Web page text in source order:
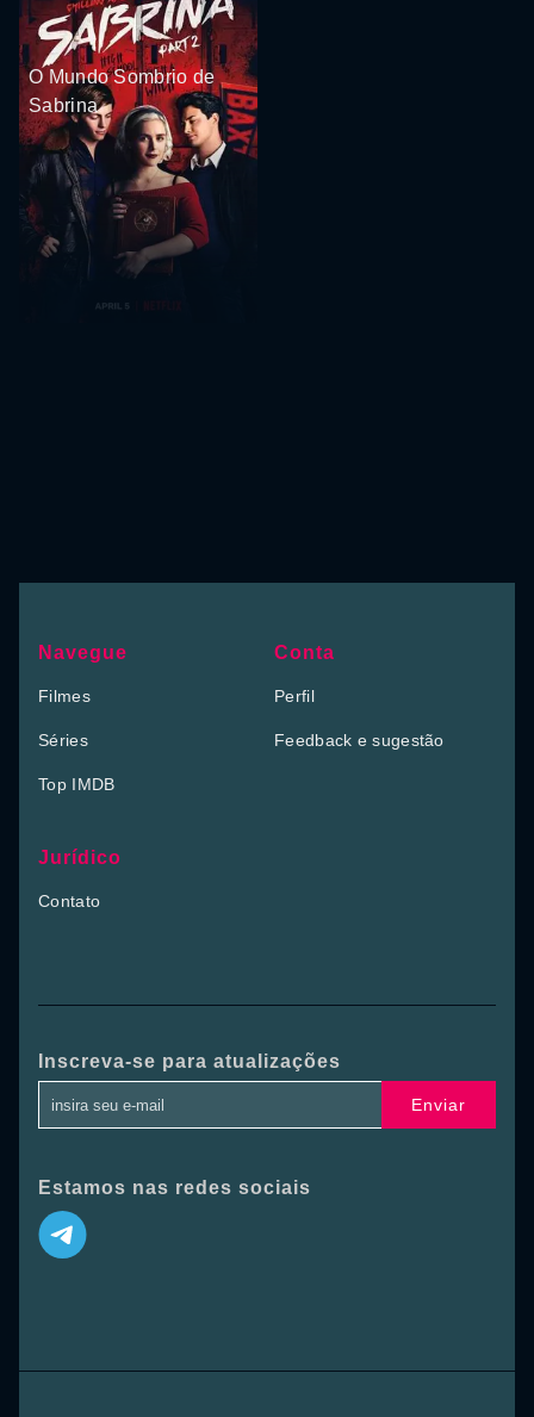
O Mundo Sombrio de
Sabrina
Navegue
Filmes
Séries
Top IMDB
Conta
Perfil
Feedback e sugestão
Jurídico
Contato
Inscreva-se para atualizações
Enviar
Estamos nas redes sociais